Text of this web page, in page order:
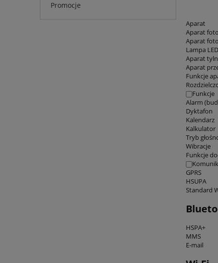
Promocje
Aparat
Aparat
Aparat
Lampa LED
Aparat
Aparat
Funkcje
Funkcje
Alarm
Dyktafon
Kalendarz
Kalkulator
Tryb
Wibracje
Funkcje
GPRS
HSUPA
Standard
HSPA+
MMS
E-mail